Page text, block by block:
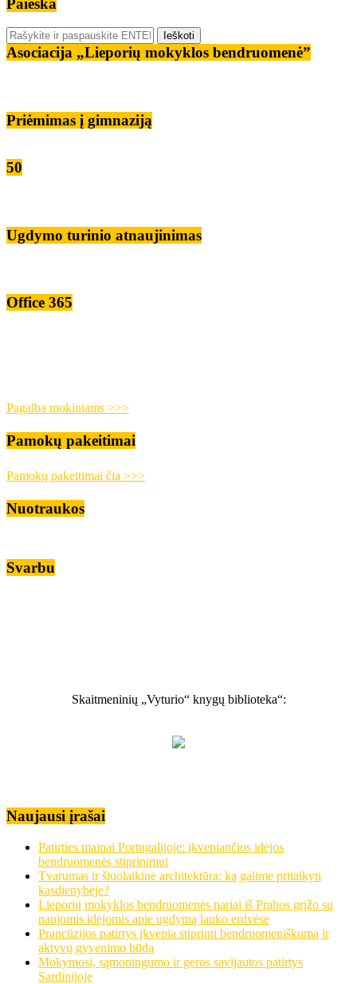
Asociacija „Lieporių mokyklos bendruomenė”
Priėmimas į gimnaziją
50
Ugdymo turinio atnaujinimas
Office 365
Pagalba mokiniams >>>
Pamokų pakeitimai
Pamokų pakeitimai čia >>>
Nuotraukos
Svarbu
Skaitmeninių „Vyturio“ knygų biblioteka“:
Naujausi įrašai
Patirties mainai Portugalijoje: įkvepiančios idėjos
bendruomenės stiprinimui
Tvarumas ir šiuolaikinė architektūra: ką galime pritaikyti
kasdienybėje?
Lieporių mokyklos bendruomenės nariai iš Prahos grįžo su
naujomis idėjomis apie ugdymą lauko erdvėse
Prancūzijos patirtys įkvepia stiprinti bendruomeniškumą ir
aktyvų gyvenimo būdą
Mokymosi, sąmoningumo ir geros savijautos patirtys
Sardinijoje